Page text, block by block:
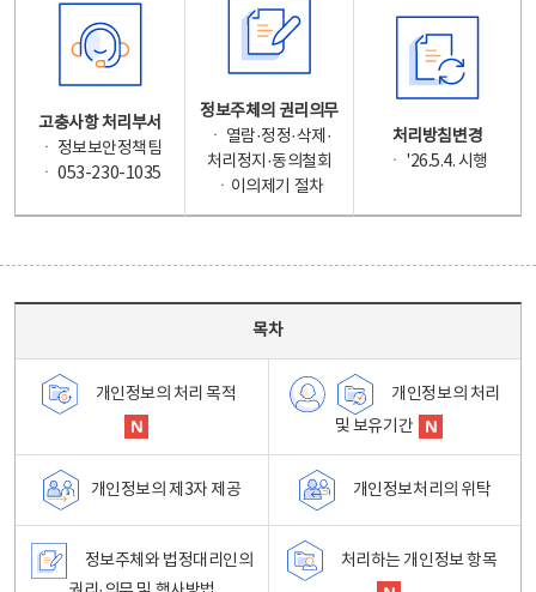
고충사항 처리부서
ㆍ 정보보안정책팀
ㆍ 053-230-1035
정보주체의 권리의무
ㆍ 열람·정정·삭제·
처리정지·동의철회
ㆍ이의제기 절차
처리방침변경
ㆍ '26.5.4. 시행
목차
개인정보의 처리 목적
개인정보의 처리
및 보유기간
개인정보의 제3자 제공 개인정보처리의 위탁
정보주체와 법정대리인의
처리하는 개인정보 항목